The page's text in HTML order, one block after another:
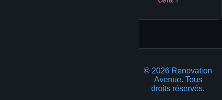
© 2026 Renovation
Avenue. Tous
droits réservés.